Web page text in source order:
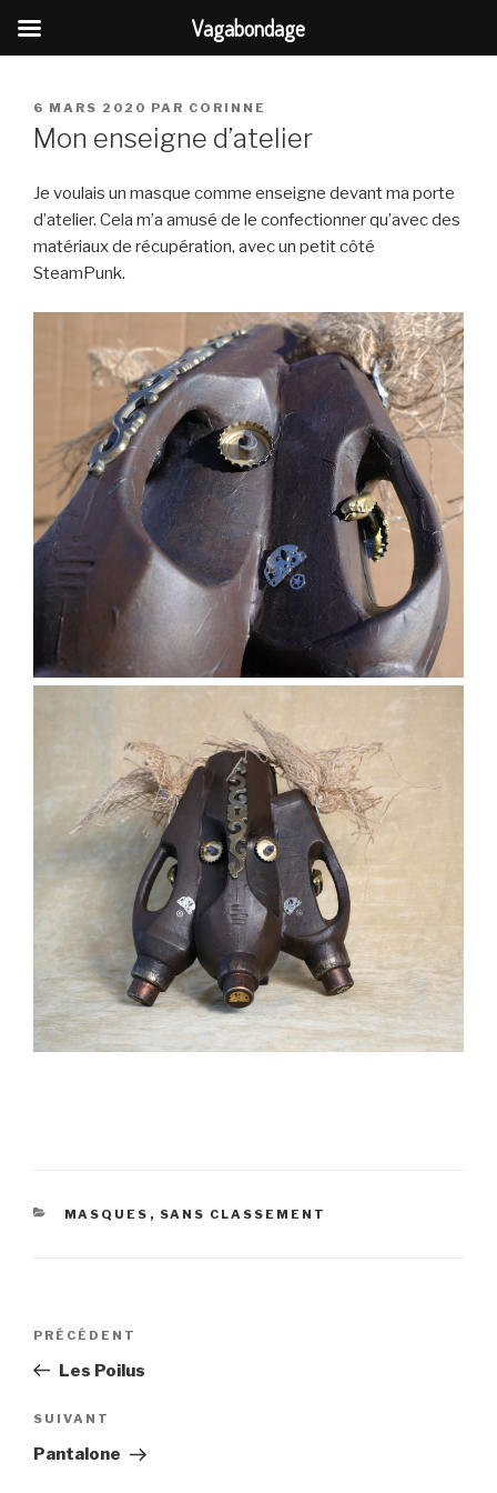
principal
PUBLIÉ
LE
6 MARS 2020 PAR CORINNE
Mon enseigne d’atelier
Je voulais un masque comme enseigne devant ma porte
d’atelier. Cela m’a amusé de le confectionner qu’avec des
matériaux de récupération, avec un petit côté
SteamPunk.
CATÉGORIES
MASQUES , SANS CLASSEMENT
Navigation
l’article
Article
précédent
PRÉCÉDENT
Les Poilus
Article
suivant
SUIVANT
Pantalone
Vagabondage